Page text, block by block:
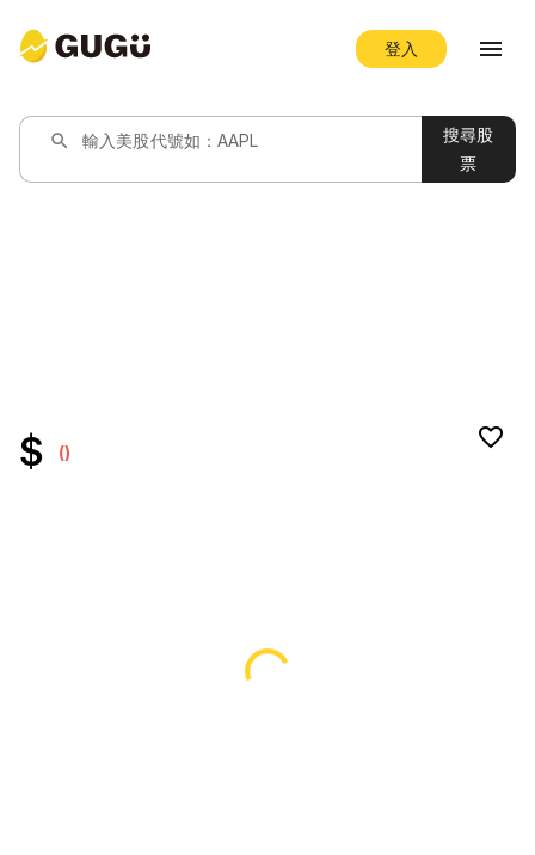
登入 menu
search 輸入美股代號如：AAPL
搜尋股
票
$ ()
favorite_border